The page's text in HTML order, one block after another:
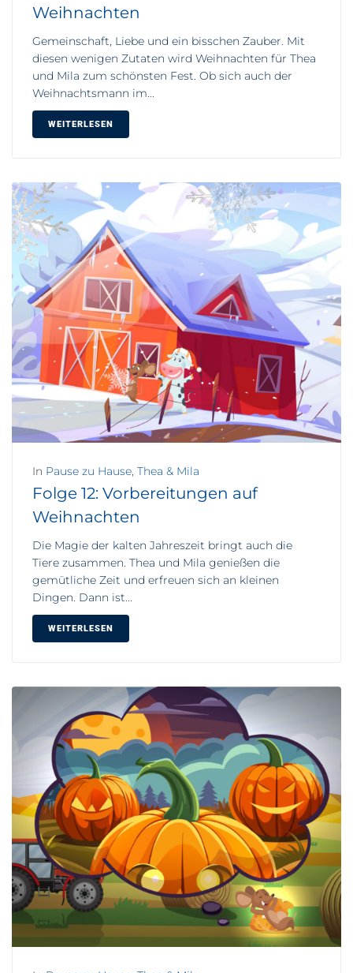
Weihnachten
Gemeinschaft, Liebe und ein bisschen Zauber. Mit
diesen wenigen Zutaten wird Weihnachten für Thea
und Mila zum schönsten Fest. Ob sich auch der
Weihnachtsmann im...
WEITERLESEN
In Pause zu Hause, Thea & Mila
Folge 12: Vorbereitungen auf
Weihnachten
Die Magie der kalten Jahreszeit bringt auch die
Tiere zusammen. Thea und Mila genießen die
gemütliche Zeit und erfreuen sich an kleinen
Dingen. Dann ist...
WEITERLESEN